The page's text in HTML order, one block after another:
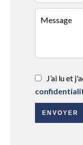
J’ai lu et
ENVOYER